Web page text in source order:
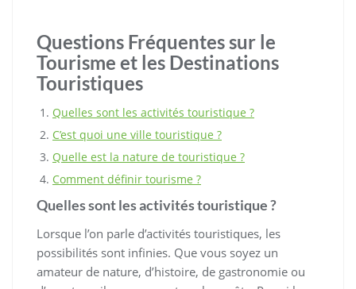
Questions Fréquentes sur le
Tourisme et les Destinations
Touristiques
Quelles sont les activités touristique ?
C’est quoi une ville touristique ?
Quelle est la nature de touristique ?
Comment définir tourisme ?
Quelles sont les activités touristique ?
Lorsque l’on parle d’activités touristiques, les
possibilités sont infinies. Que vous soyez un
amateur de nature, d’histoire, de gastronomie ou